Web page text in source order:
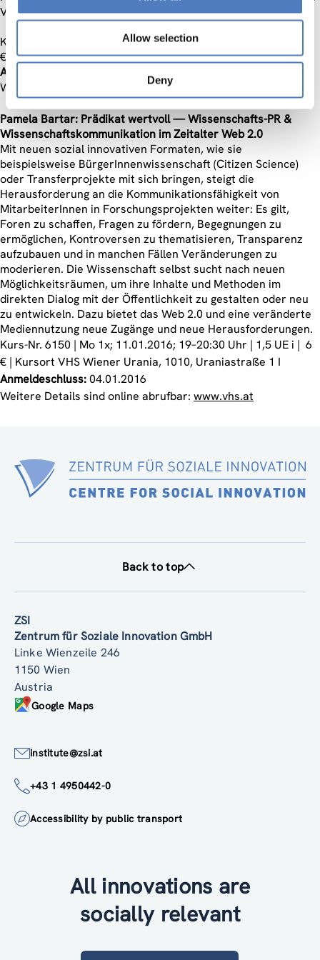
Allow selection
Deny
Verbesserung der Situation auf.
Kurs-Nr. 6074 | Mo 1x; 16.11.2015; 19–20:30 Uhr | 1,5 UE i | 6
€ | Kursort: VHS Wiener Urania, 1010, Uraniastraße 1 I
Anmeldeschluss:
Weitere Details sind online abrufbar:
Pamela Bartar: Prädikat wertvoll — Wissenschafts-PR &
Wissenschaftskommunikation im Zeitalter Web 2.0
Mit neuen sozial innovativen Formaten, wie sie
beispielsweise BürgerInnenwissenschaft (Citizen Science)
oder Transferprojekte mit sich bringen, steigt die
Herausforderung an die Kommunikationsfähigkeit von
MitarbeiterInnen in Forschungsprojekten weiter: Es gilt,
Foren zu schaffen, Fragen zu fördern, Begegnungen zu
ermöglichen, Kontroversen zu thematisieren, Transparenz
aufzubauen und in manchen Fällen Veränderungen zu
moderieren. Die Wissenschaft selbst sucht nach neuen
Möglichkeitsräumen, um ihre Inhalte und Methoden im
direkten Dialog mit der Öffentlichkeit zu gestalten oder neu
zu entwickeln. Dazu bietet das Web 2.0 und eine veränderte
Mediennutzung neue Zugänge und neue Herausforderungen.
Kurs-Nr. 6150 | Mo 1x; 11.01.2016; 19–20:30 Uhr | 1,5 UE i | 6
€ | Kursort VHS Wiener Urania, 1010, Uraniastraße 1 I
Anmeldeschluss:04.01.2016
Weitere Details sind online abrufbar: www.vhs.at
Back to top
ZSI
Zentrum für Soziale Innovation GmbH
Linke Wienzeile 246
1150 Wien
Austria
Google Maps
institute@zsi.at
+43 1 4950442-0
Accessibility by public transport
All innovations are
socially relevant